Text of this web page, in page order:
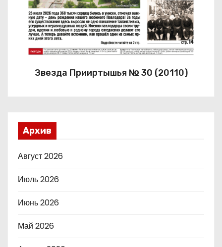
Звезда Прииртышья № 30 (20110)
Архив
Август 2026
Июль 2026
Июнь 2026
Май 2026